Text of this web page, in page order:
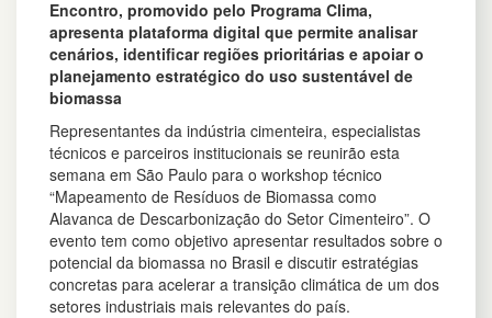
Encontro, promovido pelo Programa Clima,
apresenta plataforma digital que permite analisar
cenários, identificar regiões prioritárias e apoiar o
planejamento estratégico do uso sustentável de
biomassa
Representantes da indústria cimenteira, especialistas
técnicos e parceiros institucionais se reunirão esta
semana em São Paulo para o workshop técnico
“Mapeamento de Resíduos de Biomassa como
Alavanca de Descarbonização do Setor Cimenteiro”. O
evento tem como objetivo apresentar resultados sobre o
potencial da biomassa no Brasil e discutir estratégias
concretas para acelerar a transição climática de um dos
setores industriais mais relevantes do país.